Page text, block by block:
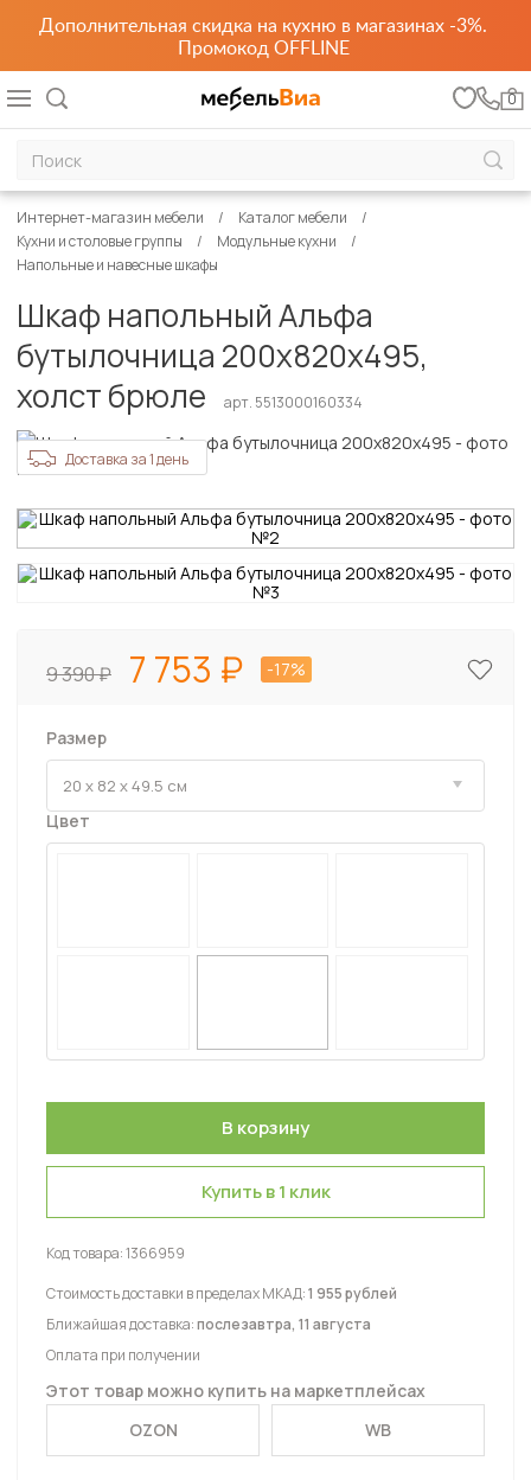
Дополнительная скидка на кухню в магазинах -3%.
Промокод OFFLINE
0
Интернет-магазин мебели
Каталог мебели
Кухни и столовые группы
Модульные кухни
Напольные и навесные шкафы
Шкаф напольный Альфа
бутылочница 200х820х495,
холст брюле
арт. 5513000160334
Доставка за 1 день
9 390 7 753 -17%
Размер
Цвет
Купить в 1 клик
Код товара:1366959
Стоимость доставки в пределах МКАД:1 955 рублей
Ближайшая доставка:послезавтра, 11 августа
Оплата при получении
Этот товар можно купить на маркетплейсах
OZON
WB